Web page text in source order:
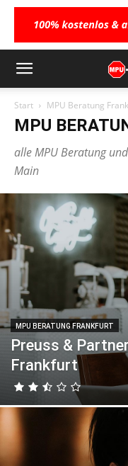
Start MPU Beratung
MPU
alle MPU Beratung
Main
MPU BERATUNG FRANKFURT
Preuss &
Frankfurt